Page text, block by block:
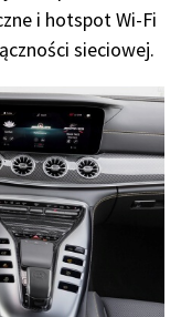
i hotspot Wi-Fi
sieciowej.